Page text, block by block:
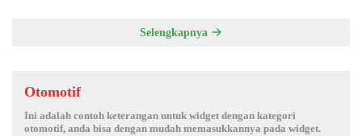
Selengkapnya
Otomotif
Ini adalah contoh keterangan untuk widget dengan kategori
otomotif, anda bisa dengan mudah memasukkannya pada widget.